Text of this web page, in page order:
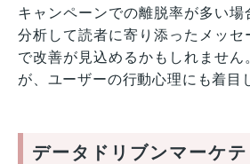
キャンペーンでの離脱率が多い場
分析して読者に寄り添ったメッセ
で改善が見込めるかもしれません
が、ユーザーの行動心理にも着目
データドリブンマーケ